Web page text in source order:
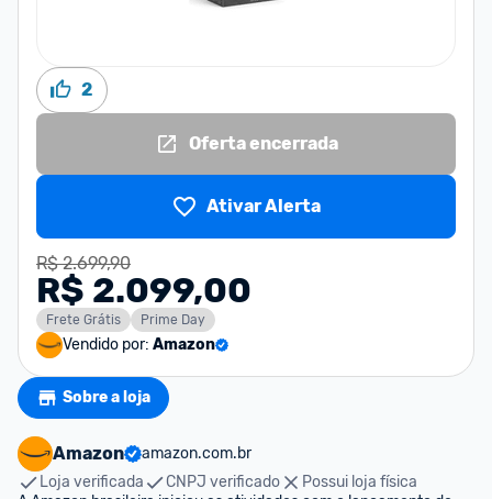
2
Oferta encerrada
Ativar Alerta
R$ 2.699,90
R$ 2.099,00
Frete Grátis Prime Day
Vendido por: Amazon
Sobre a loja
Amazon
amazon.com.br
Loja verificada
CNPJ verificado
Possui loja física